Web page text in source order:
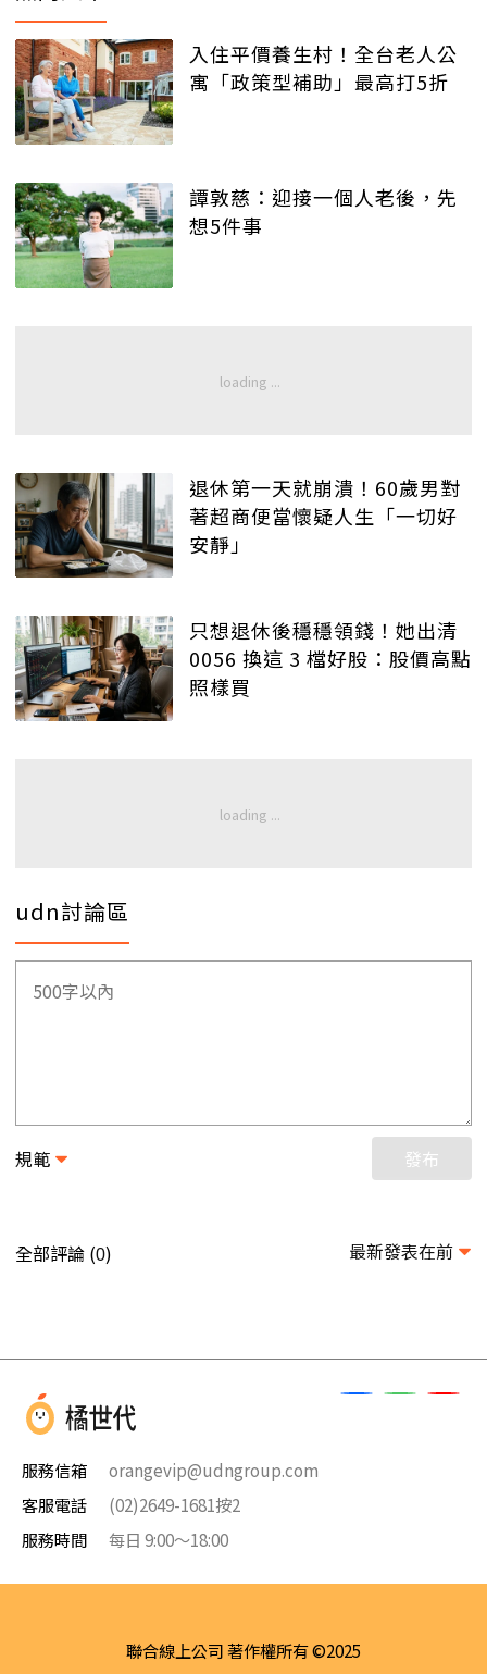
入住平價養生村！全台老人公
寓「政策型補助」最高打5折
譚敦慈：迎接一個人老後，先
想5件事
退休第一天就崩潰！60歲男對
著超商便當懷疑人生「一切好
安靜」
只想退休後穩穩領錢！她出清
0056 換這 3 檔好股：股價高點
照樣買
udn討論區
規範 發布
全部評論 (0) 最新發表在前
服務信箱
orangevip@udngroup.com
客服電話
(02)2649-1681按2
服務時間
每日 9:00～18:00
聯合線上公司 著作權所有 ©2025